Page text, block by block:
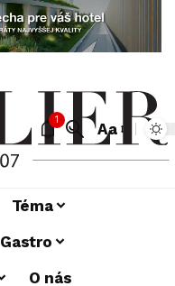
1
Aa
Téma
Gastro
O nás